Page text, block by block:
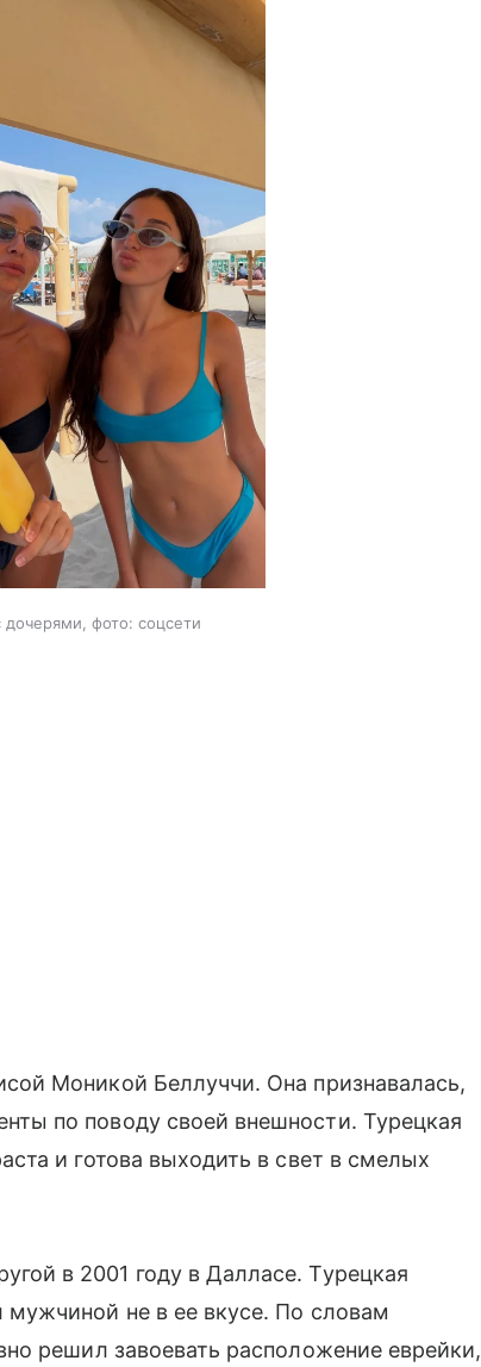
дочерями, фото: соцсети
Моникой Беллуччи. Она признавалась,
по поводу своей внешности. Турецкая
и готова выходить в свет в смелых
в 2001 году в Далласе. Турецкая
мужчиной не в ее вкусе. По словам
решил завоевать расположение еврейки,